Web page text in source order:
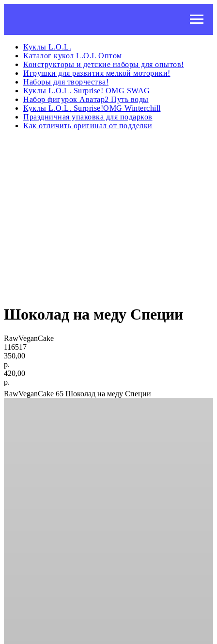
Куклы L.O.L.
Каталог кукол L.O.L Оптом
Конструкторы и детские наборы для опытов!
Игрушки для развития мелкой моторики!
Наборы для творчества!
Куклы L.O.L. Surprise! OMG SWAG
Набор фигурок Аватар2 Путь воды
Куклы L.O.L. Surprise!OMG Winterchill
Праздничная упаковка для подарков
Как отличить оригинал от подделки
Шоколад на меду Специи
RawVeganCake
116517
350,00
р.
420,00
р.
RawVeganCake 65 Шоколад на меду Специи